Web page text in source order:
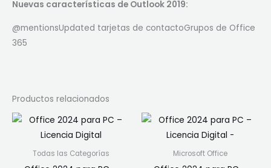
Nuevas características de Outlook 2019:
@mentionsUpdated tarjetas de contactoGrupos de Office
365
Productos relacionados
Todas las Categorías Microsoft Office